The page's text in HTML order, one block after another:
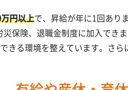
円以上で、昇給が年に1回あり
保険、退職金制度に加入でき
きる環境を整えています。さら